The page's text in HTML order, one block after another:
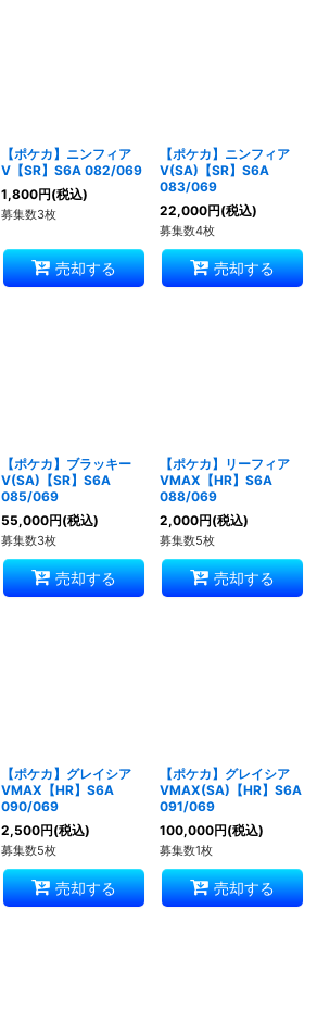
【ポケカ】ニンフィア
V【SR】S6A 082/069
1,800円(税込)
募集数3枚
売却する
【ポケカ】ニンフィア
V(SA)【SR】S6A
083/069
22,000円(税込)
募集数4枚
売却する
【ポケカ】ブラッキー
V(SA)【SR】S6A
085/069
55,000円(税込)
募集数3枚
売却する
【ポケカ】リーフィア
VMAX【HR】S6A
088/069
2,000円(税込)
募集数5枚
売却する
【ポケカ】グレイシア
VMAX【HR】S6A
090/069
2,500円(税込)
募集数5枚
売却する
【ポケカ】グレイシア
VMAX(SA)【HR】S6A
091/069
100,000円(税込)
募集数1枚
売却する